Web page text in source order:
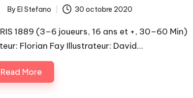
By El Stefano 30 octobre 2020
1889 (3–6 joueurs, 16 ans et +, 30–60 Min)
Florian Fay Illustrateur: David…
Read More